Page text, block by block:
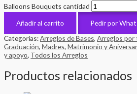
Balloons Bouquets cantidad
Añadir al carrito
Pedir por
Categorías:Arreglos de Bases, Arreglos por
Graduación, Madres, Matrimonio y
y apoyo, Todos los Arreglos
Productos relacionados